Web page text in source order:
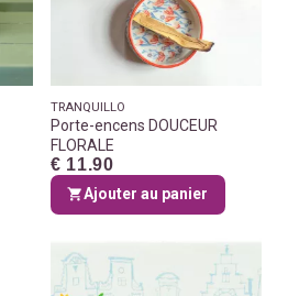
TRANQUILLO
Porte-encens DOUCEUR
FLORALE
€ 11.90
Ajouter au panier